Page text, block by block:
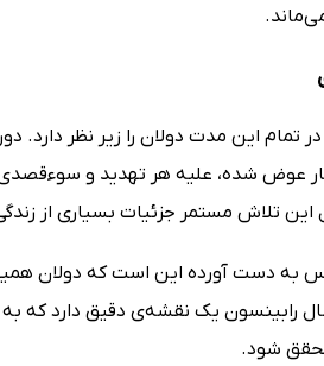
این مدت دولان را زیر نظر دارد.
بار عوض شده، علیه هر تهدید و
تلاش مستمر جزئیات بسیاری از زندگی
به دست آورده این است که دولان
سال رابینسون یک نقشه‌ی دقیق دارد که
شود.